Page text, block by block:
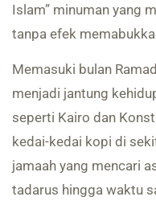
Islam” minuman yang
tanpa efek
Memasuki bulan
menjadi jantung
seperti Kairo dan
kedai-kedai kopi di
jamaah yang mencari
tadarus hingga waktu